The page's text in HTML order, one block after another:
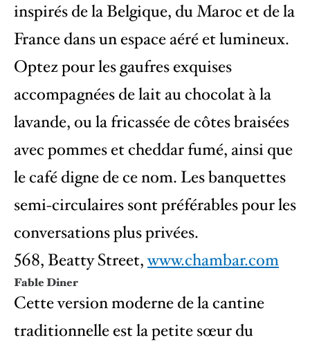
inspirés de la Belgique, du Maroc et de la
France dans un espace aéré et lumineux.
Optez pour les gaufres exquises
accompagnées de lait au chocolat à la
lavande, ou la fricassée de côtes braisées
avec pommes et cheddar fumé, ainsi que
le café digne de ce nom. Les banquettes
semi-circulaires sont préférables pour les
conversations plus privées.
568, Beatty Street,www.chambar.com
Fable Diner
Cette version moderne de la cantine
traditionnelle est la petite sœur du